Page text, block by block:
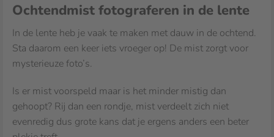
Ochtendmist fotograferen in de lente
In de lente heb je vaak te maken met dauw in de ochtend.
Sta daarom een keer iets vroeger op! De mist zorgt voor
mysterieuze foto’s.
Is er mist voorspeld maar is het minder mistig dan
gehoopt? Rij dan een rondje, mist verdeelt zich niet
evenredig dus grote kans dat je ergens anders een beter